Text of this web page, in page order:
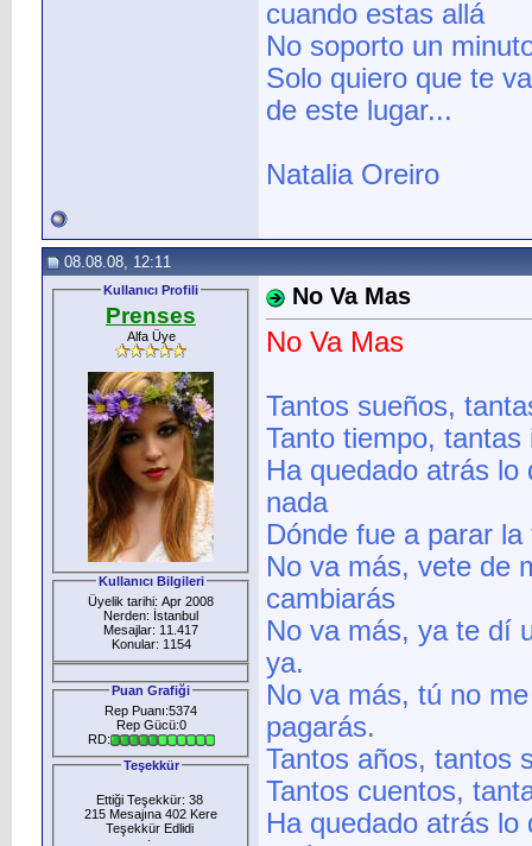
cuando estas allá
No soporto un
Solo quiero que te
de este lugar...
Natalia Oreiro
08.08.08, 12:11
Kullanıcı Profili
Prenses
Alfa Üye
Kullanıcı Bilgileri
Üyelik tarihi: Apr 2008
Nerden: İstanbul
Mesajlar: 11.417
Konular: 1154
Puan Grafiği
Rep Puanı:5374
Rep Gücü:0
RD:
Teşekkür
Ettiği Teşekkür: 38
215 Mesajına 402 Kere
Teşekkür Edlidi
:
No Va Mas
No Va Mas
Tantos sueños,
Tanto tiempo,
Ha quedado atrás
nada
Dónde fue a parar
No va más, vete de
cambiarás
No va más, ya te dí
ya.
No va más, tú no
pagarás.
Tantos años, tantos
Tantos cuentos,
Ha quedado atrás